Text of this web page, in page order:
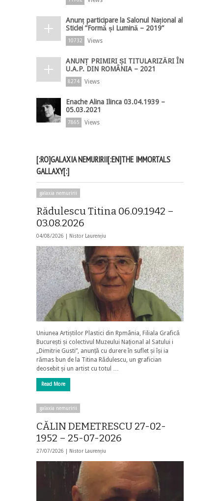
Anunț participare la Salonul Național al
Sticlei ”Formă și Lumină – 2019”
10732 Views
ANUNȚ PRIMIRI ȘI TITULARIZĂRI ÎN
U.A.P. DIN ROMÂNIA – 2021
8274 Views
Enache Alina Ilinca 03.04.1939 –
05.03.2021
7865 Views
[:RO]GALAXIA NEMURIRII[:EN]THE IMMORTALS
GALLAXY[:]
galaxia nemuririi
Rădulescu Titina 06.09.1942 –
03.08.2026
04/08/2026 | Nistor Laurențiu
Uniunea Artiștilor Plastici din Rpmânia, Filiala Grafică
București și colectivul Muzeului Național al Satului i
„Dimitrie Gusti”, anunță cu durere în suflet și își ia
rămas bun de la Titina Rădulescu, un grafician
deosebit și un artist cu totul …
Read More
galaxia nemuririi
CĂLIN DEMETRESCU 27-02-
1952 – 25-07-2026
27/07/2026 | Nistor Laurențiu